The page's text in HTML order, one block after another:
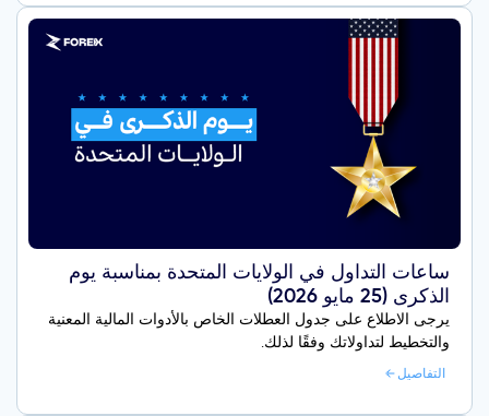
ساعات التداول في الولايات المتحدة بمناسبة يوم
الذكرى (25 مايو 2026)
يرجى الاطلاع على جدول العطلات الخاص بالأدوات المالية المعنية
والتخطيط لتداولاتك وفقًا لذلك.
التفاصيل